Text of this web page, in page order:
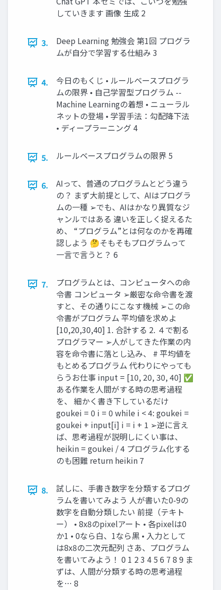
していきます 画像 生成 2
3.
Deep Learning 勉強会 第1回 プログラ
ムが自分で学習する仕組み 3
4.
今日のもくじ • ルールベースプログラ
ムの限界 • 自己学習型プログラム --
Machine Learningの着想 • ニューラル
ネットの登場 • 学習手法：勾配降下法
• ディープラーニング 4
5. ルールベースプログラムの限界 5
6.
AIって、普通のプログラムとどう違う
の？ まず大前提として、AIはプログラ
ムの一種 ➢でも、AIはかなり異質なジ
ャンルではある 違いを正しく捉えるた
め、 “プログラム”とは何なのかを再確
認しよう 🤔そもそもプログラムって
一言で言うと？ 6
7.
プログラムとは、コンピュータへの命
令書 コンピュータ ➢厳密な命令書を渡
すと、その通りにこなす機械 ➢この命
令書がプログラム 平均値を求めよ
[10,20,30,40] 1. 合計する 2. ４で割る
プログラマー ➢人がしてきた作業の内
容を命令書に落とし込み、 # 平均値を
もとめるプログラム 代わりにやっても
らうお仕事 input = [10, 20, 30, 40] ✅
ある作業を人間がする時の思考過程
を、 細かく書き下しているだけ
goukei = 0 i = 0 while i < 4: goukei =
goukei + input[i] i = i + 1 ➢逆に言え
ば、思考過程が説明しにくい事は、
heikin = goukei / 4 プログラム化する
のも困難 return heikin 7
8.
試しに、手書き数字を分類するプログ
ラムを書いてみよう 人が書いた0-9の
数字を自動分類したい 前提（テキト
ー） • 8x8のpixelアート • 各pixelは0
か1 • 0なら白、1なら黒 • 入力として
は8x8の二次元配列 さあ、プログラム
を書いてみよう！ 0 1 2 3 4 5 6 7 8 9 ま
ずは、人間が分類する時の思考過程
を… 8